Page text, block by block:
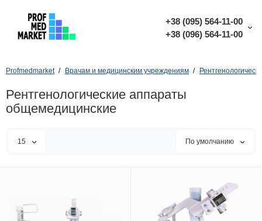
+38 (095) 564-11-00
+38 (096) 564-11-00
Profmedmarket Врачам и медицинским учреждениям
Рентгенологические аппараты
общемедицинские
15 По умолчанию